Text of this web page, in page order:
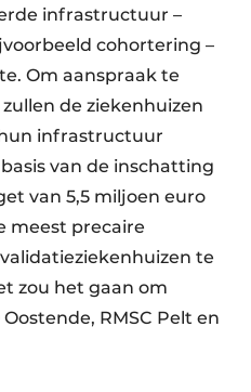
infrastructuur –
cohortering –
Om aanspraak te
de ziekenhuizen
infrastructuur
van de inschatting
van 5,5 miljoen euro
meest precaire
te
zou het gaan om
RMSC Pelt en